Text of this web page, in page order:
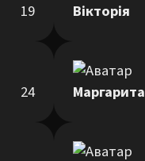
19 Вікторія
24 Маргарита